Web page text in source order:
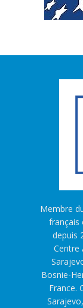
Membre
français
depuis
Centre
Bosnie-
France.